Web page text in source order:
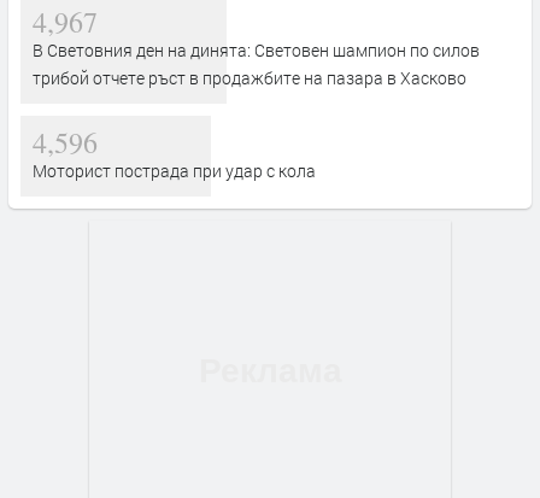
4,967
В Световния ден на динята: Световен шампион по силов
трибой отчете ръст в продажбите на пазара в Хасково
4,596
Моторист пострада при удар с кола